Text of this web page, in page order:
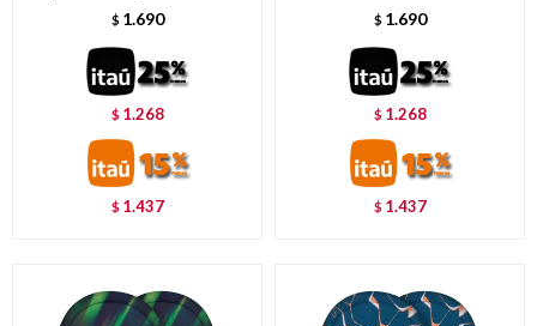
$ 1.690
$ 1.268
$ 1.437
$ 1.690
$ 1.268
$ 1.437